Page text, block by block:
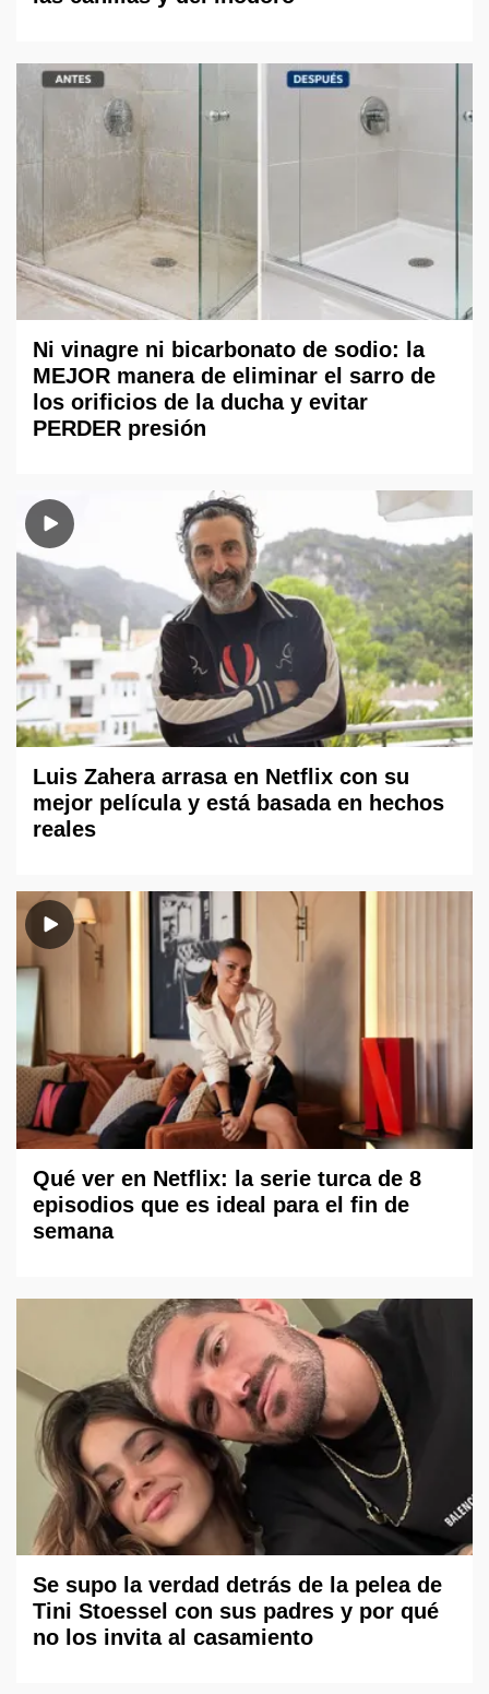
Ni vinagre ni bicarbonato de sodio: la
MEJOR manera de eliminar el sarro de
los orificios de la ducha y evitar
PERDER presión
Luis Zahera arrasa en Netflix con su
mejor película y está basada en hechos
reales
Qué ver en Netflix: la serie turca de 8
episodios que es ideal para el fin de
semana
Se supo la verdad detrás de la pelea de
Tini Stoessel con sus padres y por qué
no los invita al casamiento